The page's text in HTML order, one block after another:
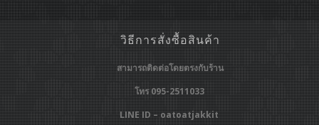
วิธีการสั่งซื้อสินค้า
สามารถติดต่อโดยตรงกับร้าน
โทร 095-2511033
LINE ID – oatoatjakkit